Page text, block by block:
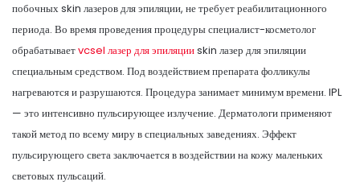
побочных skin лазеров для эпиляции, не требует реабилитационного
периода. Во время проведения процедуры специалист-косметолог
обрабатываетvcsel лазер для эпиляцииskin лазер для эпиляции
специальным средством. Под воздействием препарата фолликулы
нагреваются и разрушаются. Процедура занимает минимум времени. IPL
— это интенсивно пульсирующее излучение. Дерматологи применяют
такой метод по всему миру в специальных заведениях. Эффект
пульсирующего света заключается в воздействии на кожу маленьких
световых пульсаций.